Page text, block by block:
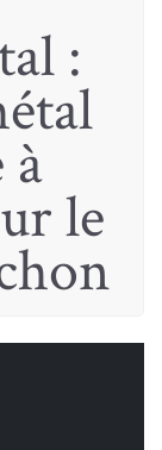
:
le